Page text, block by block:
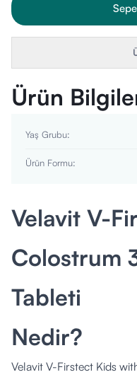
Ürün
Yaş Grubu:
Ürün Formu:
Velavit V-
Colostrum
Tableti
Nedir?
Velavit V-Firstect Kids